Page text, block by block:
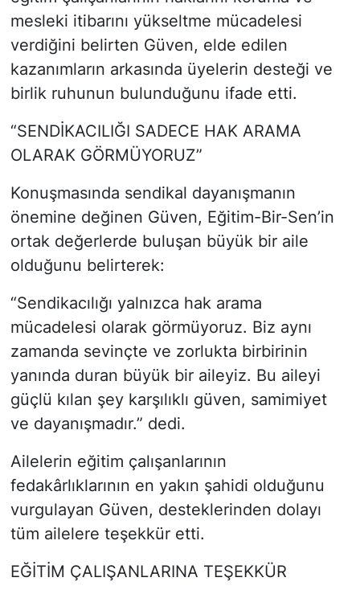
mesleki itibarını yükseltme mücadelesi
verdiğini belirten Güven, elde edilen
kazanımların arkasında üyelerin desteği ve
birlik ruhunun bulunduğunu ifade etti.
“SENDİKACILIĞI SADECE HAK ARAMA
OLARAK GÖRMÜYORUZ”
Konuşmasında sendikal dayanışmanın
önemine değinen Güven, Eğitim-Bir-Sen’in
ortak değerlerde buluşan büyük bir aile
olduğunu belirterek:
“Sendikacılığı yalnızca hak arama
mücadelesi olarak görmüyoruz. Biz aynı
zamanda sevinçte ve zorlukta birbirinin
yanında duran büyük bir aileyiz. Bu aileyi
güçlü kılan şey karşılıklı güven, samimiyet
ve dayanışmadır.” dedi.
Ailelerin eğitim çalışanlarının
fedakârlıklarının en yakın şahidi olduğunu
vurgulayan Güven, desteklerinden dolayı
tüm ailelere teşekkür etti.
EĞİTİM ÇALIŞANLARINA TEŞEKKÜR